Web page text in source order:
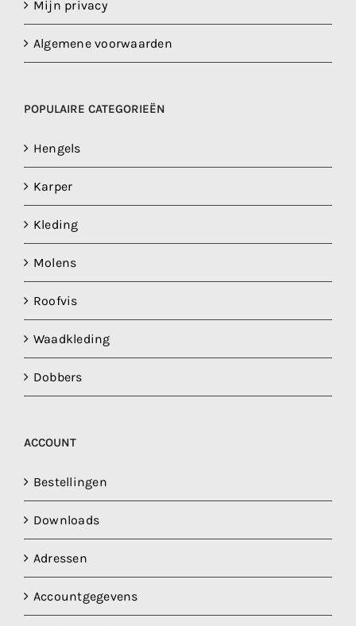
Mijn privacy
Algemene voorwaarden
POPULAIRE CATEGORIEËN
Hengels
Karper
Kleding
Molens
Roofvis
Waadkleding
Dobbers
ACCOUNT
Bestellingen
Downloads
Adressen
Accountgegevens